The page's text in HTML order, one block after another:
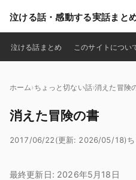
泣ける話・感動する実話まと
泣ける話まとめ このサイトについ
ホーム ちょっと切ない話 消えた冒険
消えた冒険の書
2017/06/22 (更新: 2026/05/18)
最終更新日: 2026年5月18日